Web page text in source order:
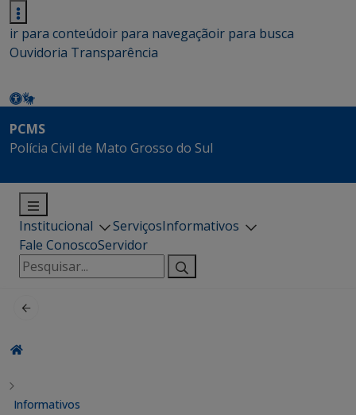
ir para conteúdoir para navegaçãoir para busca
Ouvidoria Transparência
PCMS
Polícia Civil de Mato Grosso do Sul
Institucional ServiçosInformativos
Fale ConoscoServidor
Pesquisar
por:
Informativos